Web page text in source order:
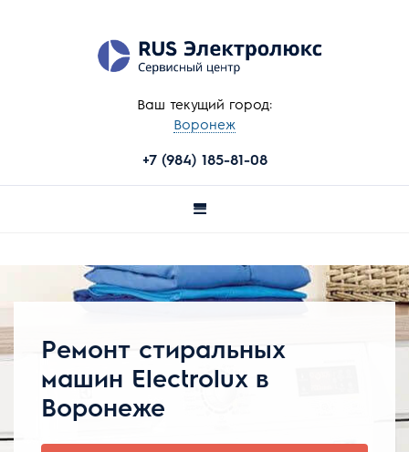
Ваш текущий город:
Воронеж
+7 (984) 185-81-08
Ремонт стиральных
машин Electrolux в
Воронеже